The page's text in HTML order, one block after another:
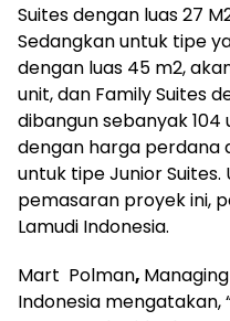
Suites dengan luas 27
Sedangkan untuk tipe
dengan luas 45 m2,
unit, dan Family Suites
dibangun sebanyak 104
dengan harga perdana
untuk tipe Junior
pemasaran proyek ini,
Lamudi Indonesia.
Mart Polman,
Indonesia mengatakan,